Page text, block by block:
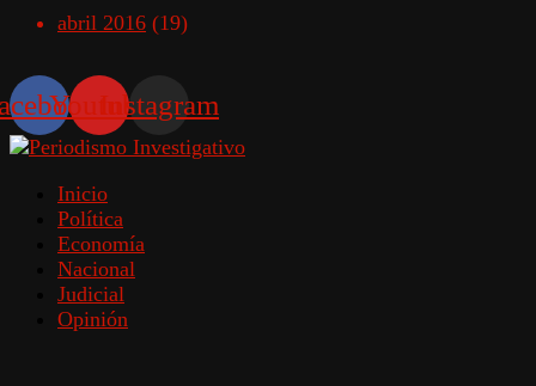
abril 2016 (19)
YoutubeInstagram
Inicio
Política
Economía
Nacional
Judicial
Opinión